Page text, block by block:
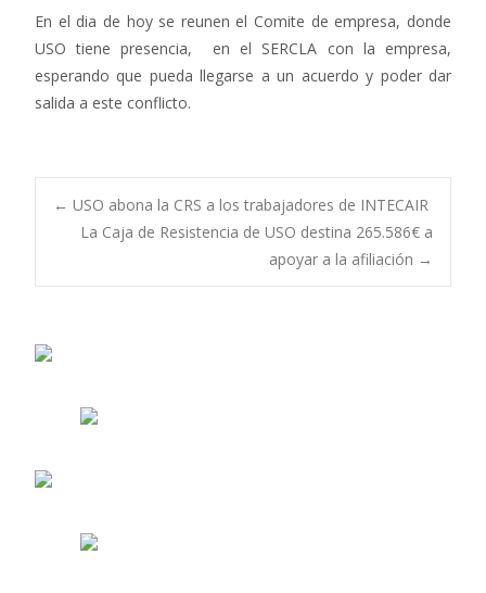
En el dia de hoy se reunen el Comite de empresa, donde
USO tiene presencia, en el SERCLA con la empresa,
esperando que pueda llegarse a un acuerdo y poder dar
salida a este conflicto.
Navegación
de
← USO abona la CRS a los trabajadores de INTECAIR
La Caja de Resistencia de USO destina 265.586€ a
apoyar a la afiliación →